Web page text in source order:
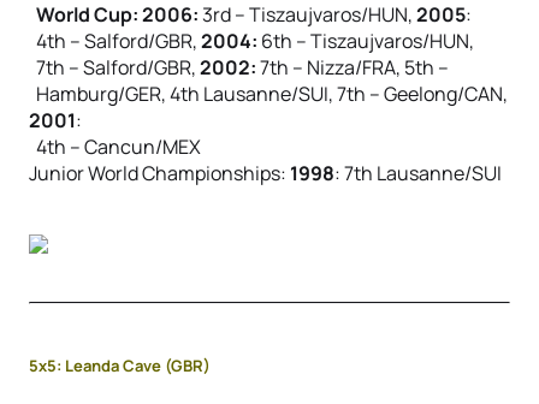
World Cup: 2006:3rd – Tiszaujvaros/HUN,2005:
4th – Salford/GBR,2004: 6th – Tiszaujvaros/HUN,
7th – Salford/GBR,2002:7th – Nizza/FRA, 5th –
Hamburg/GER, 4th Lausanne/SUI, 7th – Geelong/CAN,
2001:
4th – Cancun/MEX
Junior World Championships: 1998: 7th Lausanne/SUI
5x5: Leanda Cave (GBR)